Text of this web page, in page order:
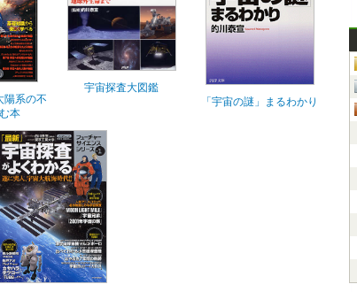
陽系の不
本
宇宙探査大図鑑
「宇宙の謎」まるわかり